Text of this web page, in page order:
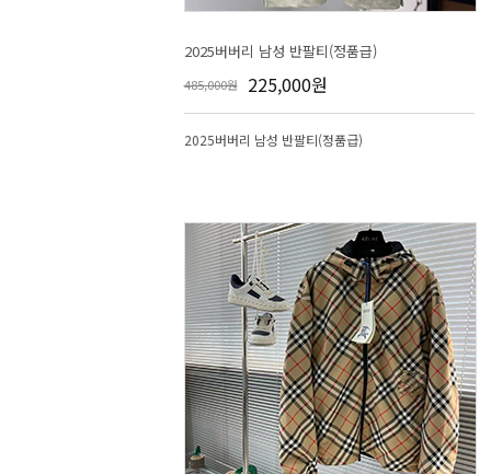
2025버버리 남성 반팔티(정품급)
485,000원 225,000원
2025버버리 남성 반팔티(정품급)